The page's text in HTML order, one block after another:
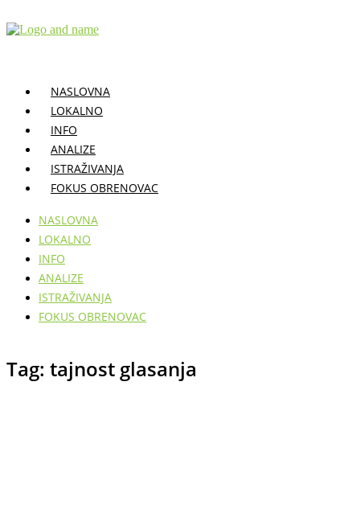
na
NASLOVNA
LOKALNO
INFO
ANALIZE
ISTRAŽIVANJA
FOKUS OBRENOVAC
NASLOVNA
LOKALNO
INFO
ANALIZE
ISTRAŽIVANJA
FOKUS OBRENOVAC
Tag: tajnost glasanja